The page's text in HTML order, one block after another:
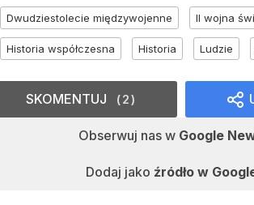
Dwudziestolecie międzywojenne II wojna
Historia współczesna Historia Ludzie
Obserwuj nas w Google
Dodaj jako źródło w
SKOMENTUJ 2